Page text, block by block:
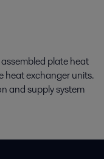
plate heat
heat exchanger units.
and supply system